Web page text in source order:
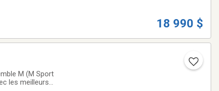
18 990 $
M (M Sport
les meilleurs